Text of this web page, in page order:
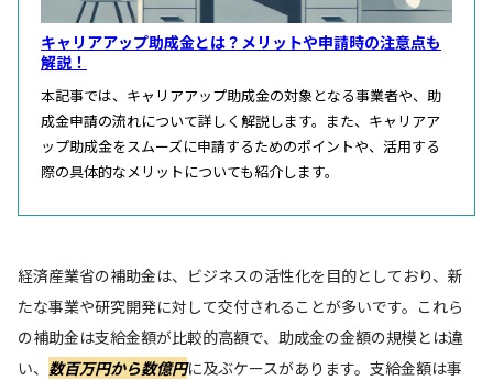
キャリアアップ助成金とは？メリットや申請時の注意点も
解説！
本記事では、キャリアアップ助成金の対象となる事業者や、助
成金申請の流れについて詳しく解説します。また、キャリアア
ップ助成金をスムーズに申請するためのポイントや、活用する
際の具体的なメリットについても紹介します。
経済産業省の補助金は、ビジネスの活性化を目的としており、新
たな事業や研究開発に対して交付されることが多いです。これら
の補助金は支給金額が比較的高額で、助成金の金額の規模とは違
い、 数百万円から数億円に及ぶケースがあります。支給金額は事